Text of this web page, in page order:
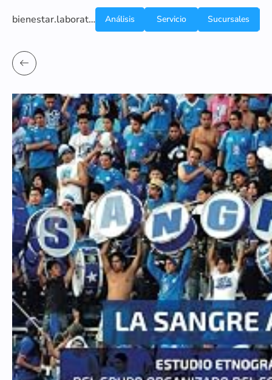
bienestar.laboratoriocliniconsb.com
Análisis
Servicio
Sucursales